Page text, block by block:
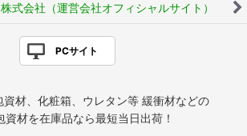
式会社（運営会社オフィシャルサイト）
PCサイト
資材、化粧箱、ウレタン等 緩衝材などの
資材を在庫品なら最短当日出荷！